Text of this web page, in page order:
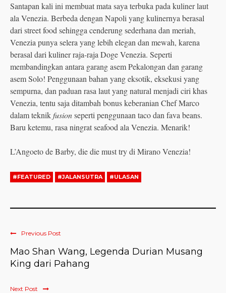
Santapan kali ini membuat mata saya terbuka pada kuliner laut
ala Venezia. Berbeda dengan Napoli yang kulinernya berasal
dari street food sehingga cenderung sederhana dan meriah,
Venezia punya selera yang lebih elegan dan mewah, karena
berasal dari kuliner raja-raja Doge Venezia. Seperti
membandingkan antara garang asem Pekalongan dan garang
asem Solo! Penggunaan bahan yang eksotik, eksekusi yang
sempurna, dan paduan rasa laut yang natural menjadi ciri khas
Venezia, tentu saja ditambah bonus keberanian Chef Marco
dalam teknikfusionseperti penggunaan taco dan fava beans.
Baru ketemu, rasa ningrat seafood ala Venezia. Menarik!
L’Angoeto de Barby, die die must try di Mirano Venezia!
#FEATURED #JALANSUTRA #ULASAN
Previous Post
Mao Shan Wang, Legenda Durian Musang
King dari Pahang
Next Post